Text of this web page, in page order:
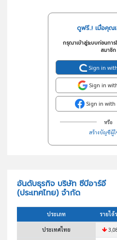
ดูฟรี..! เมื่อคุณ
กรุณาเข้าสู่ระบบก่อนกา
สมาชิก
Sign in
Sign in
Sign in with
หรือ
สร้างบัญชีผู้ใ
อันดับธุรกิจ บริษัท ซีบีอาร์อี
(ประเทศไทย) จำกัด
ประเภท รายได้
ประเทศไทย